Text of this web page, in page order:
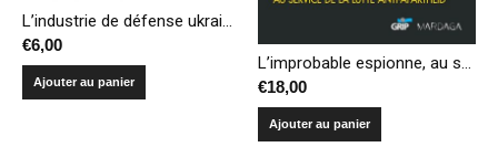
L’industrie de défense ukrainienne: un pied en URSS, l’autre dans l’OTAN
€6,00
Ajouter au panier
L’improbable espionne, au service de la lutte anti-apartheid
€18,00
Ajouter au panier